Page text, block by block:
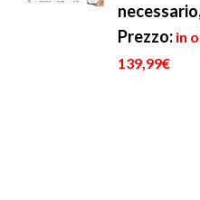
Prezzo: in
139,99€